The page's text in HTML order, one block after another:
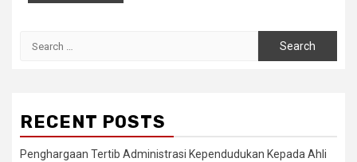
RECENT POSTS
Penghargaan Tertib Administrasi Kependudukan Kepada Ahli